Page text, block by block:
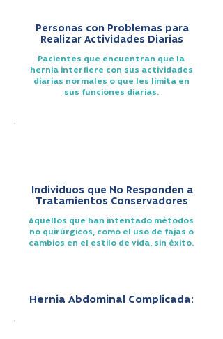
Personas con Problemas para
Realizar Actividades Diarias
Pacientes que encuentran que la
hernia interfiere con sus actividades
diarias normales o que les limita en
sus funciones diarias.
Individuos que No Responden a
Tratamientos Conservadores
Aquellos que han intentado métodos
no quirúrgicos, como el uso de fajas o
cambios en el estilo de vida, sin éxito.
Hernia Abdominal Complicada: